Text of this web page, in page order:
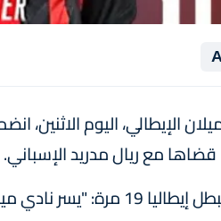
الإيطالي، اليوم
وأورد بيان لبطل